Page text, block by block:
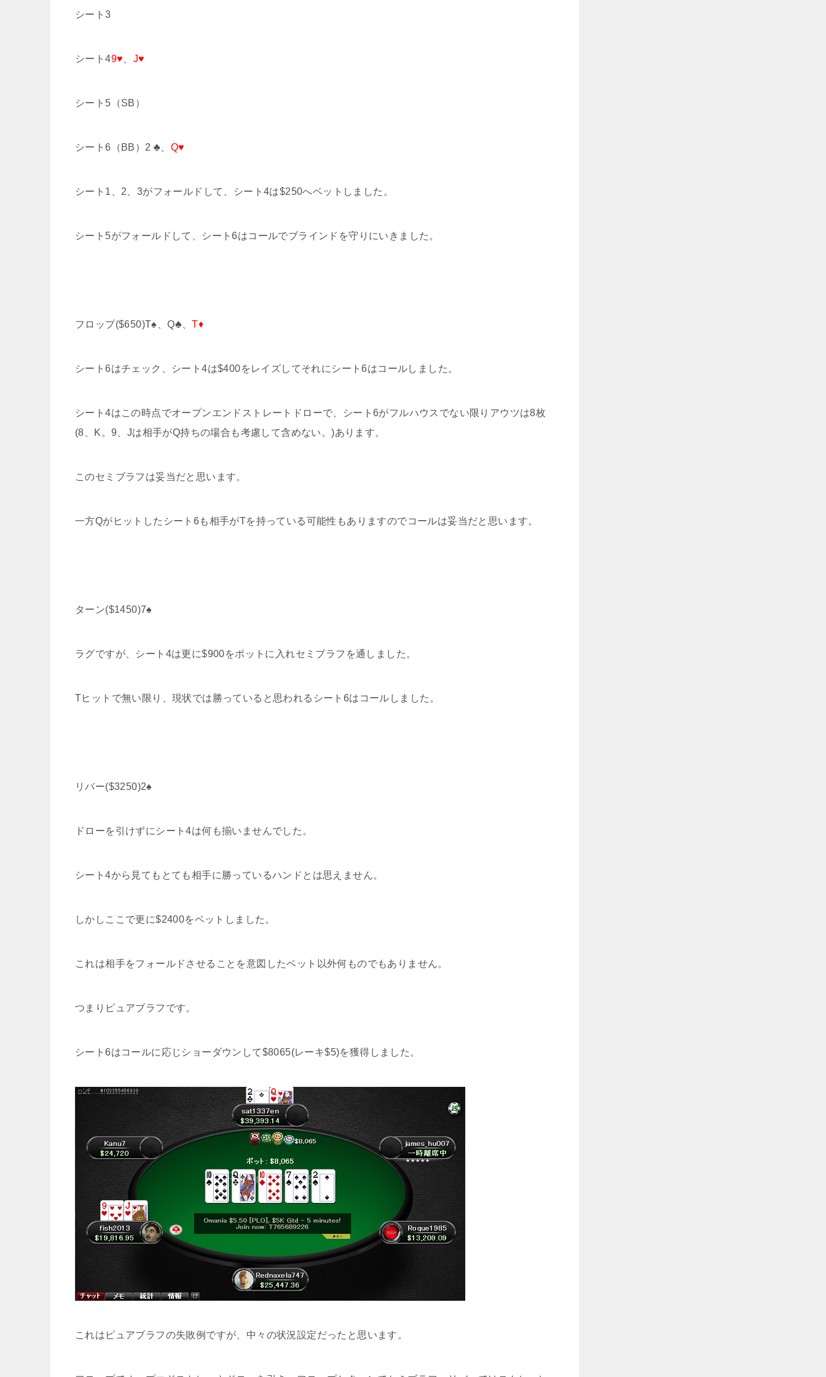
シート3
シート49♥ J♥
シート5（SB）
シート6（BB）2 ♣、 Q♥
シート1、2、3がフォールドして、シート4は$250へベットしました。
シート5がフォールドして、シート6はコールでブラインドを守りにいきました。
フロップ($650)T♠、Q♣、T♦
シート6はチェック、シート4は$400をレイズしてそれにシート6はコールしました。
シート4はこの時点でオープンエンドストレートドローで、シート6がフルハウスでない限りアウツは8枚
(8、K。9、Jは相手がQ持ちの場合も考慮して含めない。)あります。
このセミブラフは妥当だと思います。
一方Qがヒットしたシート6も相手がTを持っている可能性もありますのでコールは妥当だと思います。
ターン($1450)7♠
ラグですが、シート4は更に$900をポットに入れセミブラフを通しました。
Tヒットで無い限り、現状では勝っていると思われるシート6はコールしました。
リバー($3250)2♠
ドローを引けずにシート4は何も揃いませんでした。
シート4から見てもとても相手に勝っているハンドとは思えません。
しかしここで更に$2400をベットしました。
これは相手をフォールドさせることを意図したベット以外何ものでもありません。
つまりピュアブラフです。
シート6はコールに応じショーダウンして$8065(レーキ$5)を獲得しました。
これはピュアブラフの失敗例ですが、中々の状況設定だったと思います。